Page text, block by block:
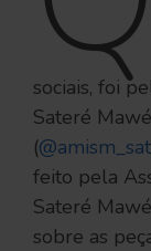
sociais, foi
Sateré
(
feito pela
Sateré
sobre as